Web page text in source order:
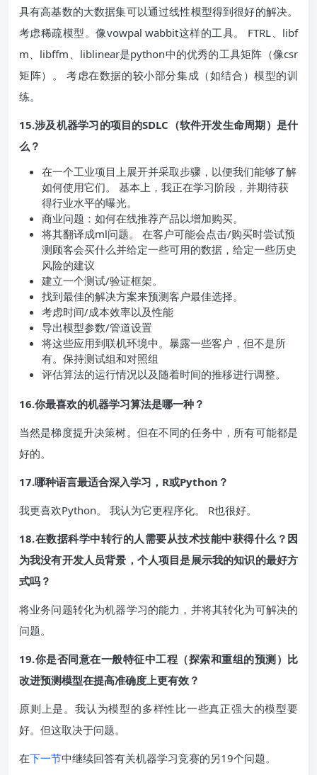
具有高基数的大数据集可以通过线性模型得到很好的解决。
考虑稀疏模型。像vowpal wabbit这样的工具。 FTRL、libf
m、libffm、liblinear是python中的优秀的工具矩阵（像csr
矩阵）。 考虑在数据的较小部分集成（如结合）模型的训
练。
15.涉及机器学习的项目的SDLC（软件开发生命周期）是什
么？
在一个工业项目上展开并采取步骤，以便我们能够了解
如何使用它们。 基本上，我正在学习阶段，并期待获
得行业水平的曝光。
商业问题：如何在线推荐产品以增加购买。
将其翻译成ml问题。 在客户可能会点击/购买时尝试预
测顾客会买什么并给定一些可用的数据，给定一些历史
风险的建议
建立一个测试/验证框架。
找到最佳的解决方案来预测客户最佳选择。
考虑时间/成本效率以及性能
导出模型参数/管道设置
将这些应用到联机环境中。暴露一些客户，但不是所
有。保持测试组和对照组
评估算法的运行情况以及随着时间的推移进行调整。
16.你最喜欢的机器学习算法是哪一种？
当然是梯度提升决策树。但在不同的任务中，所有可能都是
好的。
17.哪种语言最适合深入学习，R或Python？
我更喜欢Python。 我认为它更程序化。 R也很好。
18.在数据科学中转行的人需要从技术技能中获得什么？因
为我没有开发人员背景，个人项目是展示我的知识的最好方
式吗？
将业务问题转化为机器学习的能力，并将其转化为可解决的
问题。
19.你是否同意在一般特征中工程（探索和重组的预测）比
改进预测模型在提高准确度上更有效？
原则上是。我认为模型的多样性比一些真正强大的模型要
好。但这取决于问题。
在下一节中继续回答有关机器学习竞赛的另19个问题。